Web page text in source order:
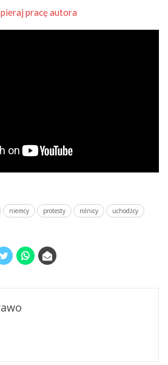
pracę autora
niemcy protesty rolnicy uchodźcy